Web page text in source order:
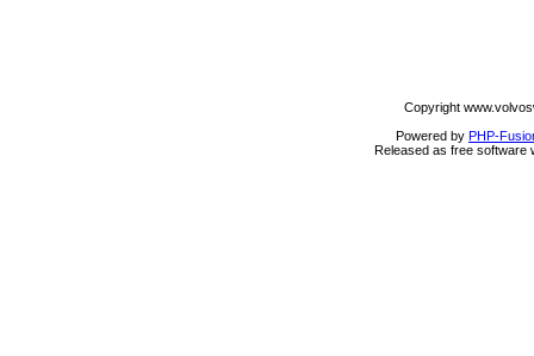
Copyright
Powered by PHP-
Released as free software